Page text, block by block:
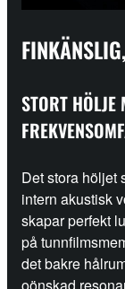
STORT HÖLJE
Det stora höljet
intern akustisk
skapar perfekt
på
det bakre